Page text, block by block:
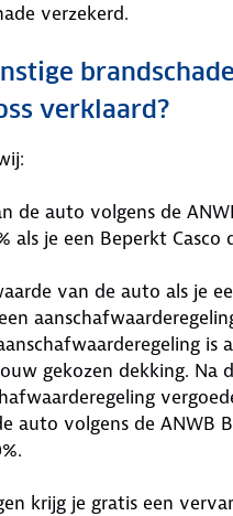
verzekerd.
verklaard?
de auto volgens de
als je een Beperkt Casco
van de auto als je
is
gekozen dekking. Na
auto volgens de ANWB
krijg je gratis een